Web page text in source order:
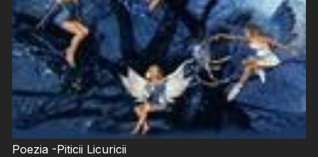
Poezia -Piticii Licuricii